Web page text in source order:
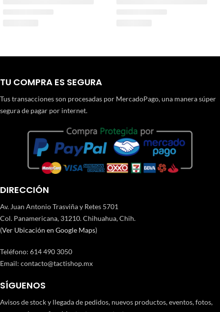
TU COMPRA ES SEGURA
Tus transacciones son procesadas por MercadoPago, una manera súper
segura de pagar por internet.
DIRECCIÓN
Av. Juan Antonio Trasviña y Retes 5701
Col. Panamericana, 31210. Chihuahua, Chih.
(Ver Ubicación en Google Maps)
Teléfono: 614 490 3050
Email: contacto@tactishop.mx
SÍGUENOS
Avisos de stock y llegada de pedidos, nuevos productos, eventos, fotos,